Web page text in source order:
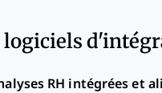
RH intégrées et